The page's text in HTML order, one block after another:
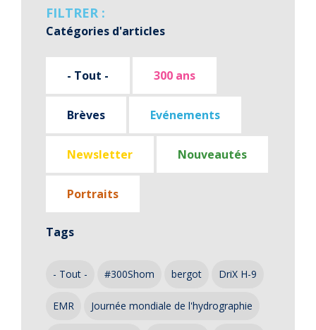
FILTRER :
Catégories d'articles
- Tout - 300 ans
Brèves Evénements
Newsletter Nouveautés
Portraits
Tags
- Tout - #300Shom bergot DriX H-9
EMR Journée mondiale de l'hydrographie